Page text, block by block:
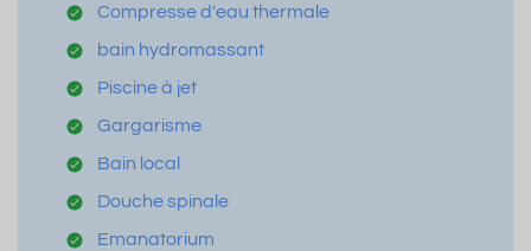
Compresse d'eau thermale
bain hydromassant
Piscine à jet
Gargarisme
Bain local
Douche spinale
Emanatorium